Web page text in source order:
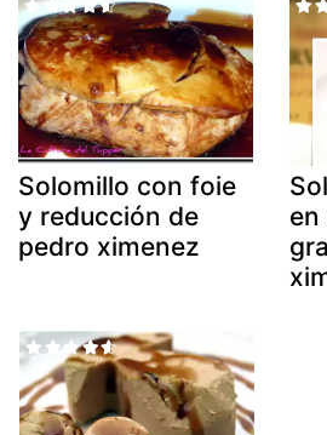
Solomillo con foie
y reducción de
pedro ximenez
en